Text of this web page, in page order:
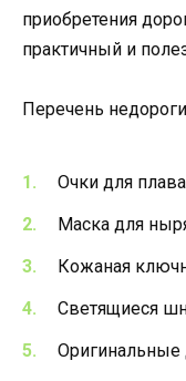
приобретения
практичный и
Перечень
Очки для
Маска для
Кожаная
Светящиеся
Оригинальные